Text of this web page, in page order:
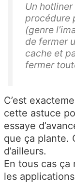
Un
procédure
(genre
de fermer
cache et
fermer
C’est
cette astuce
essaye
que ça plante.
d’ailleurs.
En tous cas ça
les applications